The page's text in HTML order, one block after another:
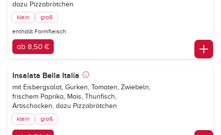
dazu Pizzabrötchen
klein groß
enthällt Formfleisch
ab 8,50 €
Insalata Bella Italia
mit Eisbergsalat, Gurken, Tomaten, Zwiebeln,
frischem Paprika, Mais, Thunfisch,
Artischocken, dazu Pizzabrötchen
klein groß